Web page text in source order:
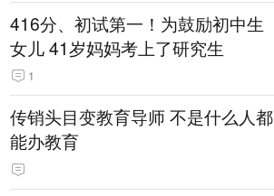
416分、初试第一！为鼓励初中生
女儿 41岁妈妈考上了研究生
1
传销头目变教育导师 不是什么人都
能办教育